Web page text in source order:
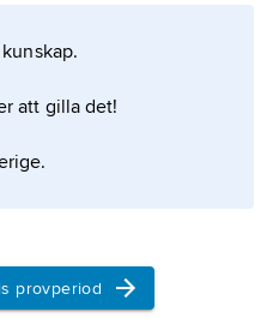
Naggen.
att gilla det!
provperiod